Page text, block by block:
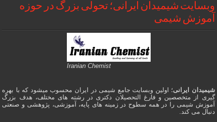
وبسایت شیمیدان ایرانی؛ تحولی بزرگ در حوزه
آموزش شیمی
Iranian Chemist
شیمیدان ایرانی؛ اولین وبسایت جامع شیمی در ایران محسوب میشود که با بهره
گیری از متخصصین و فارغ التحصیلان دکتری در رشته های مختلف، هدف بزرگ
آموزش شیمی را در همه سطوح در زمینه های پایه، آموزشی، پژوهشی و صنعتی
دنبال می کند.